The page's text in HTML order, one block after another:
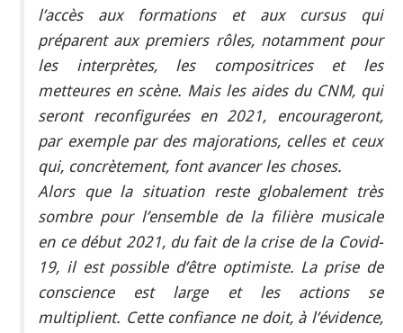
l’accès aux formations et aux cursus qui
préparent aux premiers rôles, notamment pour
les interprètes, les compositrices et les
metteures en scène. Mais les aides du CNM, qui
seront reconfigurées en 2021, encourageront,
par exemple par des majorations, celles et ceux
qui, concrètement, font avancer les choses.
Alors que la situation reste globalement très
sombre pour l’ensemble de la filière musicale
en ce début 2021, du fait de la crise de la Covid-
19, il est possible d’être optimiste. La prise de
conscience est large et les actions se
multiplient. Cette confiance ne doit, à l’évidence,